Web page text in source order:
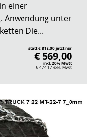
einer
Anwendung unter
Die...
statt € 812,00 jetzt nur
€ 569,00
inkl. 20% MwSt
€ 474,17exkl. MwSt